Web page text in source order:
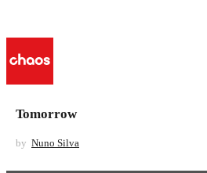
Tomorrow
by Nuno Silva